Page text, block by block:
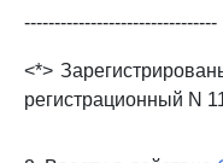
--------------------------------
<*>
регистрационный N